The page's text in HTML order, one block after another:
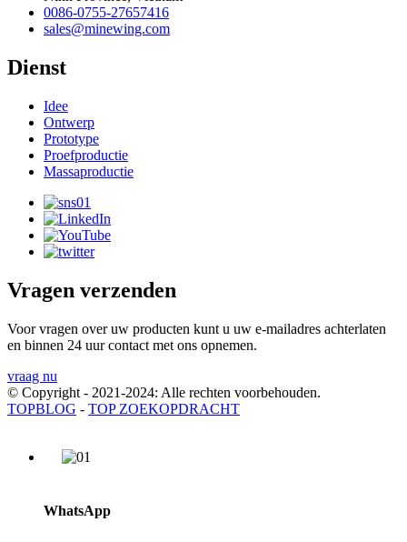
0086-0755-27657416
sales@minewing.com
Dienst
Idee
Ontwerp
Prototype
Proefproductie
Massaproductie
Vragen verzenden
Voor vragen over uw producten kunt u uw e-mailadres achterlaten
en binnen 24 uur contact met ons opnemen.
vraag nu
© Copyright - 2021-2024: Alle rechten voorbehouden.
TOPBLOG - TOP ZOEKOPDRACHT
WhatsApp